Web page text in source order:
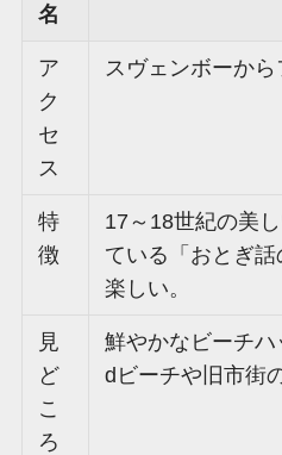
名
ア
ク
セ
ス
スヴェンボーか
特
徴
17～18世紀の美
ている「おとぎ
楽しい。
見
ど
こ
ろ
鮮やかなビーチ
dビーチや旧市街